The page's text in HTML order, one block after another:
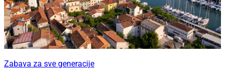
Zabava za sve generacije